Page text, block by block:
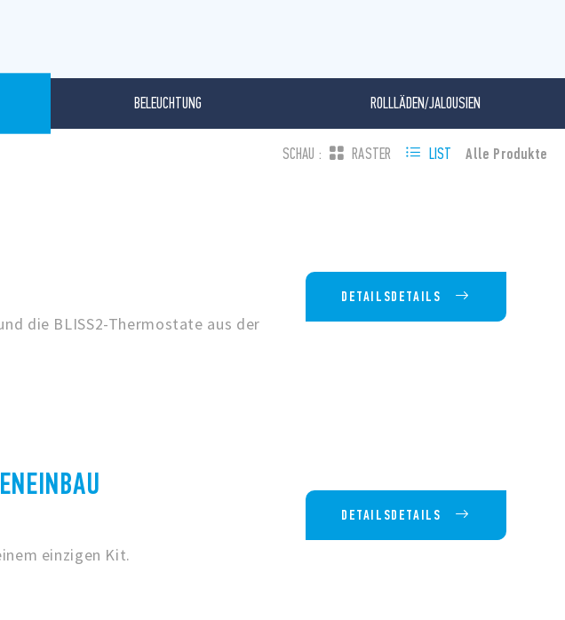
BELEUCHTUNG ROLLLÄDEN/JALOUSIEN
SCHAU : RASTER LIST Alle Produkte
die BLISS2-Thermostate aus der
DETAILSDETAILS
einzigen Kit.
DETAILSDETAILS